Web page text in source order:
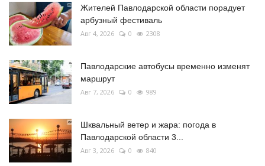
Жителей Павлодарской области порадует
арбузный фестиваль
Авг 4, 2026 0 2308
Павлодарские автобусы временно изменят
маршрут
Авг 7, 2026 0 989
Шквальный ветер и жара: погода в
Павлодарской области 3...
Авг 3, 2026 0 840